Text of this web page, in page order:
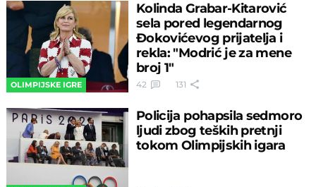
OLIMPIJSKE IGRE
Kolinda Grabar-Kitarović
sela pored legendarnog
Đokovićevog prijatelja i
rekla: "Modrić je za mene
broj 1"
42 131
Policija pohapsila sedmoro
ljudi zbog teških pretnji
tokom Olimpijskih igara